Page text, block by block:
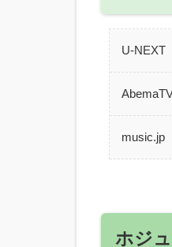
U-NEXT
music.jp
ホジ